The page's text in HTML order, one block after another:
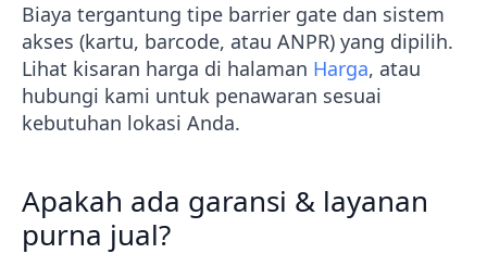
Biaya tergantung tipe barrier gate dan sistem
akses (kartu, barcode, atau ANPR) yang dipilih.
Lihat kisaran harga di halaman Harga, atau
hubungi kami untuk penawaran sesuai
kebutuhan lokasi Anda.
Apakah ada garansi & layanan
purna jual?